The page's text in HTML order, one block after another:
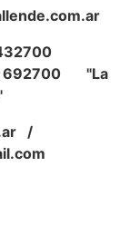
692700 "La
/